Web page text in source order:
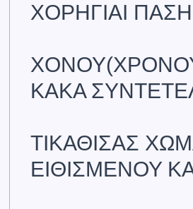
ΧΟΡΗΓΙΑΙ
ΚΑΚΑ
ΤΙΚΑΘΙΣΑΣ
ΕΙΘΙΣΜΕΝΟΥ